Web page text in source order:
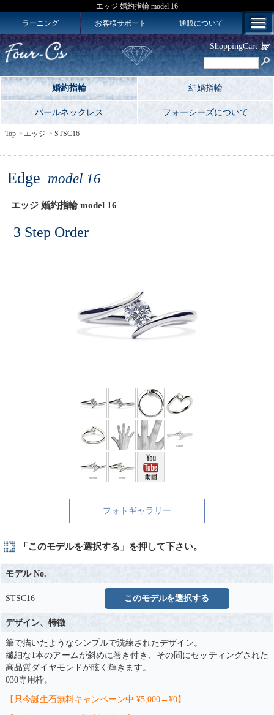
エッジ 婚約指輪 model 16
ラーニング
お客様サポート 通販について
婚約指輪 結婚指輪
パールネックレス フォーシーズについて
Edge model 16
エッジ 婚約指輪 model 16
3 Step Order
フォトギャラリー
「このモデルを選択する」を押して下さい。
モデル No.
STSC16 このモデルを選択する
デザイン、特徴
筆で描いたようなシンプルで洗練されたデザイン。
繊細な1本のアームが斜めに巻き付き、その間にセッティングされた
高品質ダイヤモンドが眩く輝きます。
030専用枠。
【只今誕生石無料キャンペーン中 ¥5,000→¥0】
Top エッジ STSC16
ShoppingCart